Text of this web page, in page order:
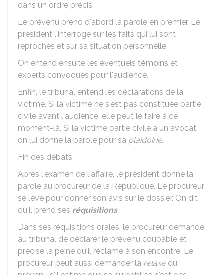
dans un ordre précis.
Le prévenu prend d'abord la parole en premier. Le
président l'interroge sur les faits qui lui sont
reprochés et sur sa situation personnelle.
On entend ensuite les éventuels témoins et
experts convoqués pour l'audience.
Enfin, le tribunal entend les déclarations de la
victime. Si la victime ne s'est pas constituée partie
civile avant l'audience, elle peut le faire à ce
moment-là. Si la victime partie civile a un avocat,
on lui donne la parole pour sa plaidoirie.
Fin des débats
Après l'examen de l'affaire, le président donne la
parole au procureur de la République. Le procureur
se lève pour donner son avis sur le dossier. On dit
qu'il prend ses réquisitions.
Dans ses réquisitions orales, le procureur demande
au tribunal de déclarer le prévenu coupable et
précise la peine qu'il réclame à son encontre. Le
procureur peut aussi demander la relaxedu